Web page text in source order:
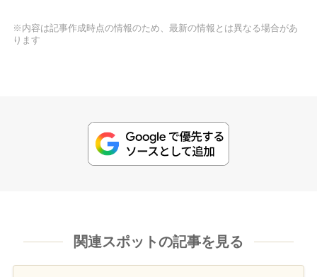
※内容は記事作成時点の情報のため、最新の情報とは異なる場合があ
ります
関連スポットの記事を見る